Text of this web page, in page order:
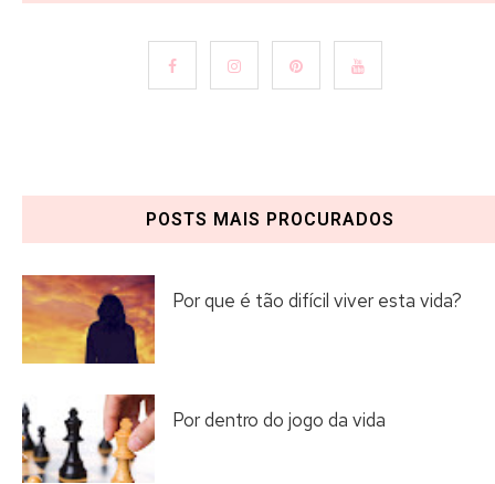
POSTS MAIS PROCURADOS
Por que é tão difícil viver esta vida?
Por dentro do jogo da vida